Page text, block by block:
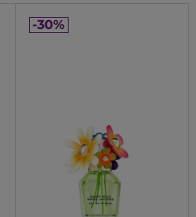
-30%